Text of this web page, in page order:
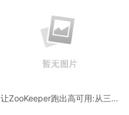
让ZooKeeper跑出高可用:从三节